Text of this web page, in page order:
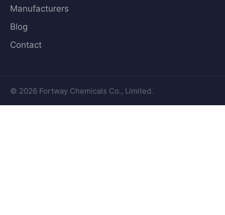
Manufacturers
Blog
Contact
© 2026 Fortway Chemicals Co., Limited.